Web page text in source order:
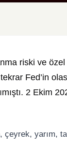
riski ve
Fed’in
2 Ekim
çeyrek, yarım,